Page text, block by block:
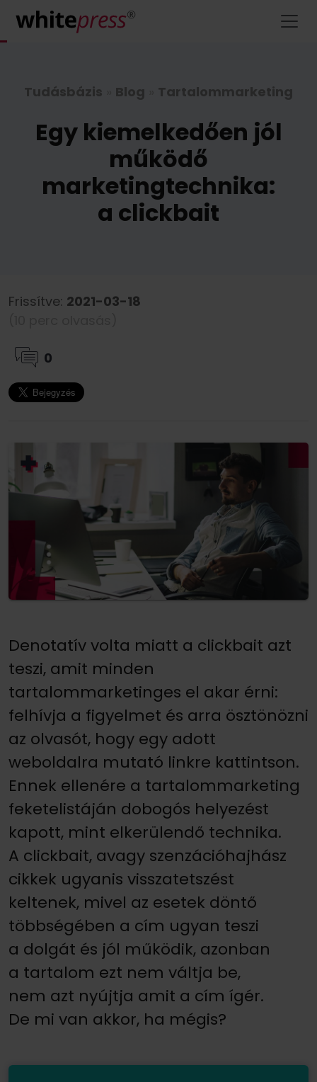
Tudásbázis Blog Tartalommarketing
Egy kiemelkedően jól
működő
marketingtechnika:
a clickbait
Frissítve: 2021-03-18
0
Denotatív volta miatt a clickbait azt
teszi, amit minden
tartalommarketinges el akar érni:
felhívja a figyelmet és arra ösztönözni
az olvasót, hogy egy adott
weboldalra mutató linkre kattintson.
Ennek ellenére a tartalommarketing
feketelistáján dobogós helyezést
kapott, mint elkerülendő technika.
A clickbait, avagy szenzációhajhász
cikkek ugyanis visszatetszést
keltenek, mivel az esetek döntő
többségében a cím ugyan teszi
a dolgát és jól működik, azonban
a tartalom ezt nem váltja be,
nem azt nyújtja amit a cím ígér.
De mi van akkor, ha mégis?